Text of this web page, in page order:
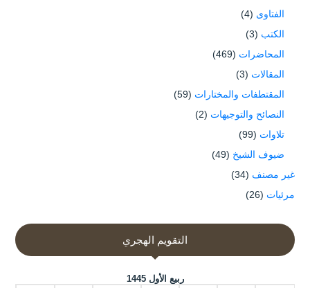
الفتاوى (4)
الكتب (3)
المحاضرات (469)
المقالات (3)
المقتطفات والمختارات (59)
النصائح والتوجيهات (2)
تلاوات (99)
ضيوف الشيخ (49)
غير مصنف (34)
مرئيات (26)
التقويم الهجري
ربيع الأول 1445